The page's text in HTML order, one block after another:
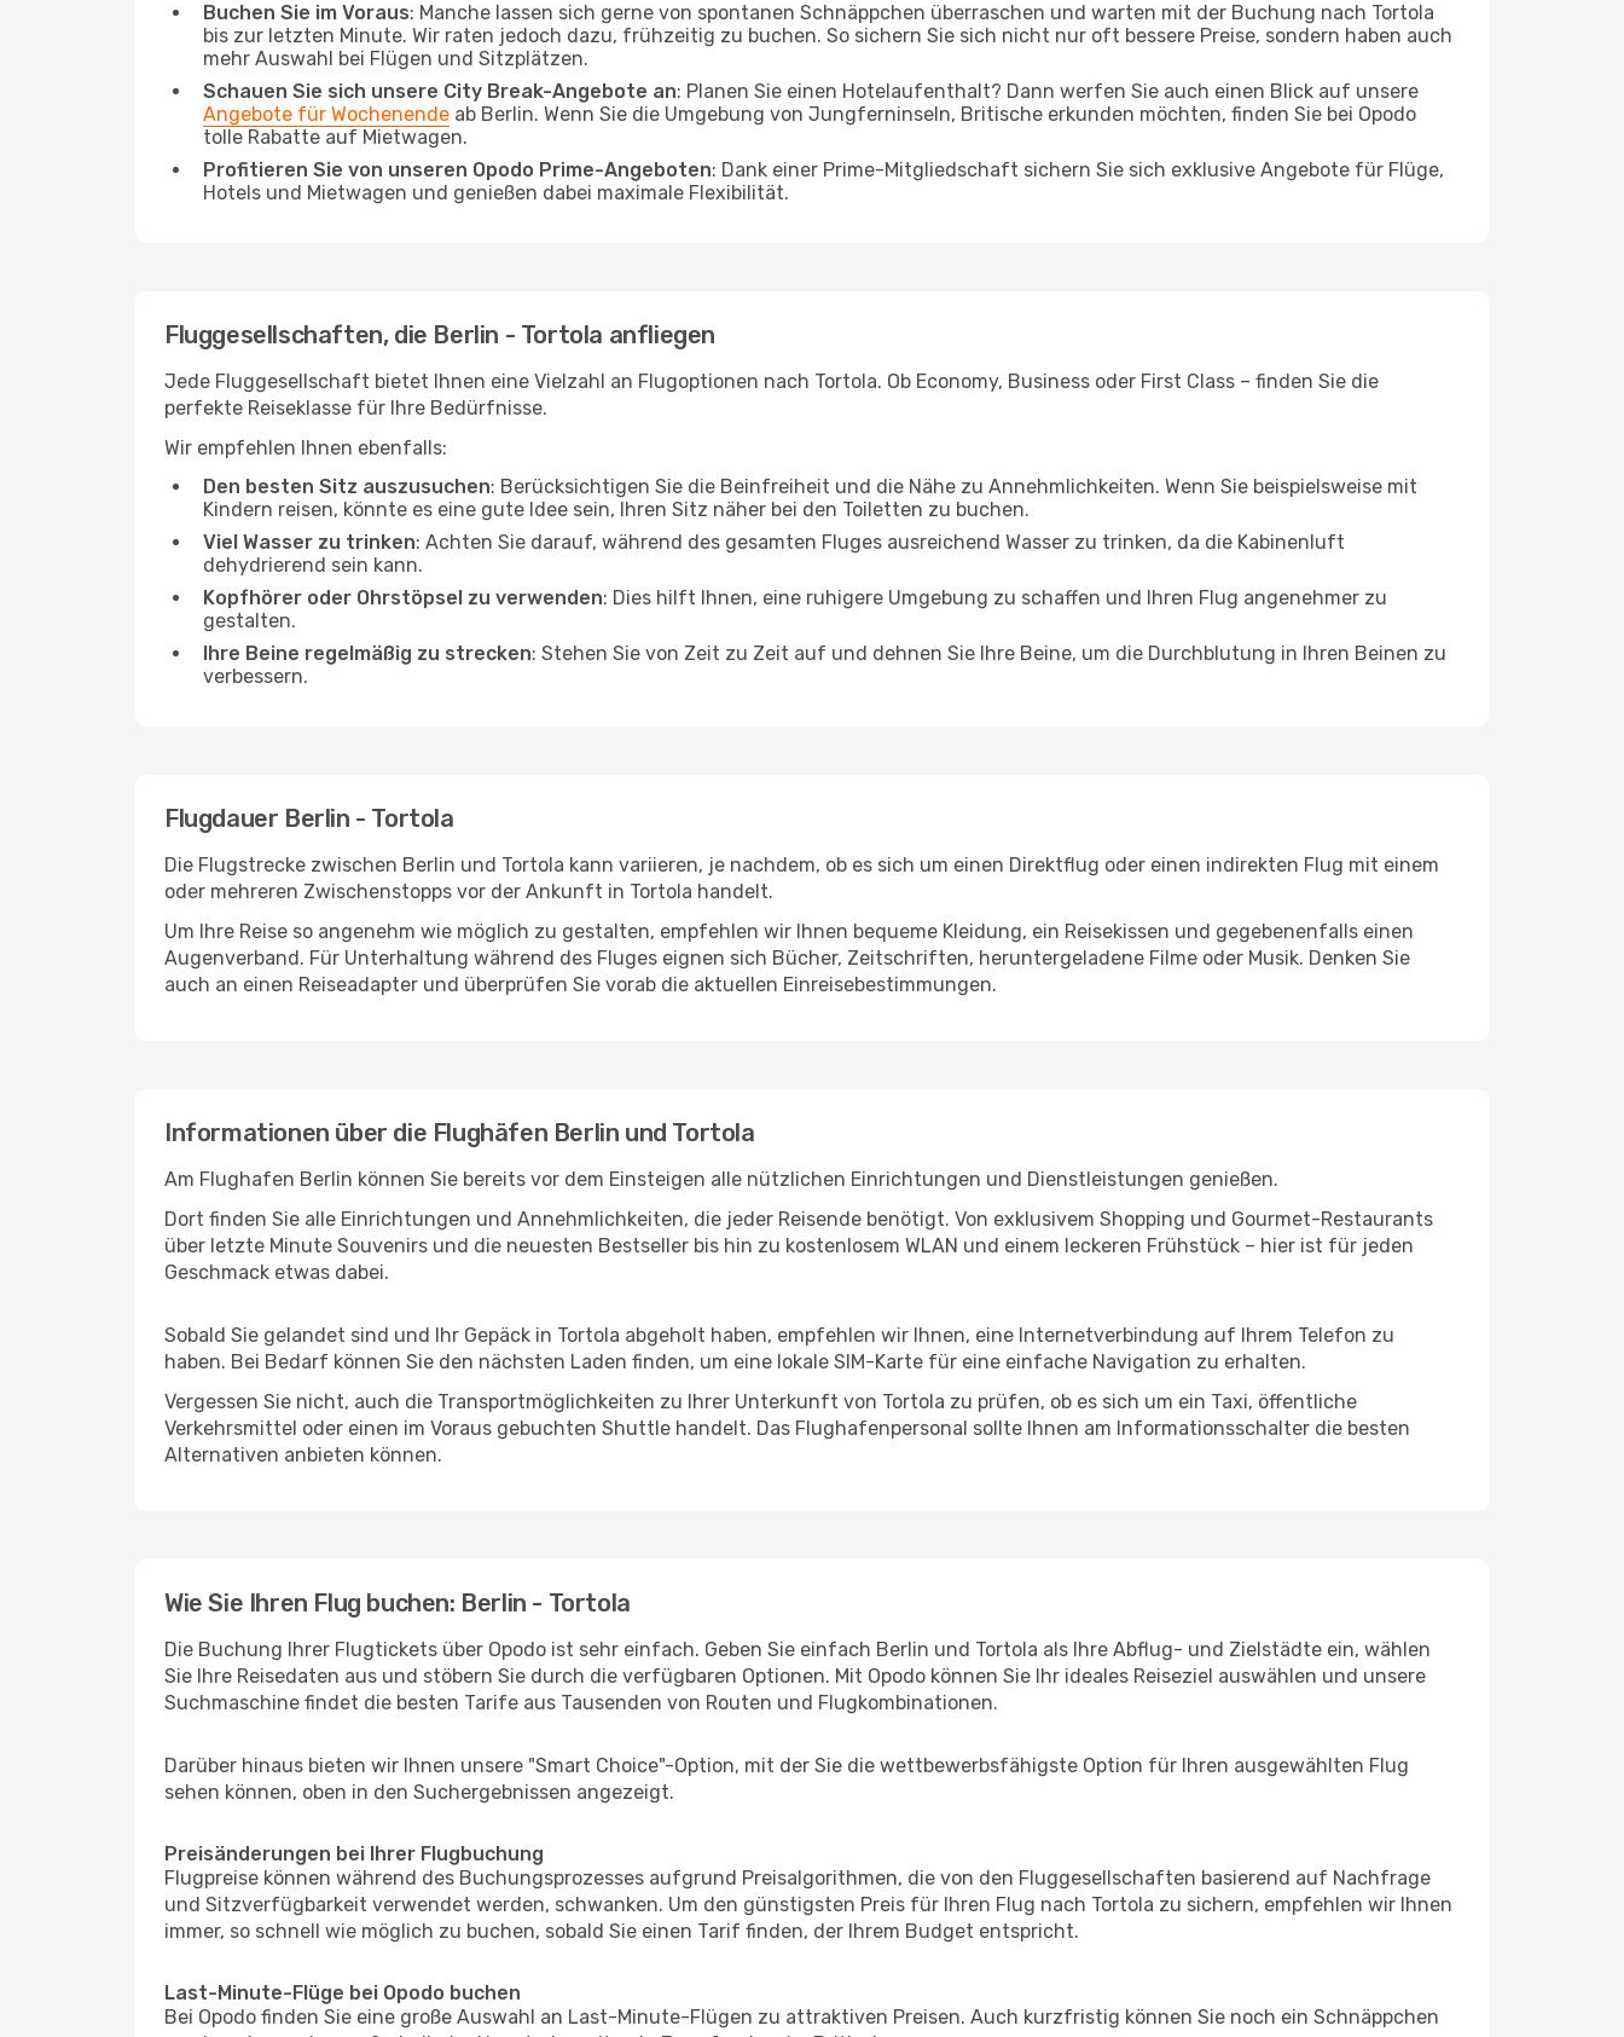
Buchen Sie im Voraus: Manche lassen sich gerne von spontanen Schnäppchen überraschen und warten mit der Buchung nach Tortola
bis zur letzten Minute. Wir raten jedoch dazu, frühzeitig zu buchen. So sichern Sie sich nicht nur oft bessere Preise, sondern haben auch
mehr Auswahl bei Flügen und Sitzplätzen.
Schauen Sie sich unsere City Break-Angebote an: Planen Sie einen Hotelaufenthalt? Dann werfen Sie auch einen Blick auf unsere
Angebote für Wochenende ab Berlin. Wenn Sie die Umgebung von Jungferninseln, Britische erkunden möchten, finden Sie bei Opodo
tolle Rabatte auf Mietwagen.
Profitieren Sie von unseren Opodo Prime-Angeboten: Dank einer Prime-Mitgliedschaft sichern Sie sich exklusive Angebote für Flüge,
Hotels und Mietwagen und genießen dabei maximale Flexibilität.
Fluggesellschaften, die Berlin - Tortola anfliegen
Jede Fluggesellschaft bietet Ihnen eine Vielzahl an Flugoptionen nach Tortola. Ob Economy, Business oder First Class – finden Sie die
perfekte Reiseklasse für Ihre Bedürfnisse.
Wir empfehlen Ihnen ebenfalls:
Den besten Sitz auszusuchen: Berücksichtigen Sie die Beinfreiheit und die Nähe zu Annehmlichkeiten. Wenn Sie beispielsweise mit
Kindern reisen, könnte es eine gute Idee sein, Ihren Sitz näher bei den Toiletten zu buchen.
Viel Wasser zu trinken: Achten Sie darauf, während des gesamten Fluges ausreichend Wasser zu trinken, da die Kabinenluft
dehydrierend sein kann.
Kopfhörer oder Ohrstöpsel zu verwenden: Dies hilft Ihnen, eine ruhigere Umgebung zu schaffen und Ihren Flug angenehmer zu
gestalten.
Ihre Beine regelmäßig zu strecken: Stehen Sie von Zeit zu Zeit auf und dehnen Sie Ihre Beine, um die Durchblutung in Ihren Beinen zu
verbessern.
Flugdauer Berlin - Tortola
Die Flugstrecke zwischen Berlin und Tortola kann variieren, je nachdem, ob es sich um einen Direktflug oder einen indirekten Flug mit einem
oder mehreren Zwischenstopps vor der Ankunft in Tortola handelt.
Um Ihre Reise so angenehm wie möglich zu gestalten, empfehlen wir Ihnen bequeme Kleidung, ein Reisekissen und gegebenenfalls einen
Augenverband. Für Unterhaltung während des Fluges eignen sich Bücher, Zeitschriften, heruntergeladene Filme oder Musik. Denken Sie
auch an einen Reiseadapter und überprüfen Sie vorab die aktuellen Einreisebestimmungen.
Informationen über die Flughäfen Berlin und Tortola
Am Flughafen Berlin können Sie bereits vor dem Einsteigen alle nützlichen Einrichtungen und Dienstleistungen genießen.
Dort finden Sie alle Einrichtungen und Annehmlichkeiten, die jeder Reisende benötigt. Von exklusivem Shopping und Gourmet-Restaurants
über letzte Minute Souvenirs und die neuesten Bestseller bis hin zu kostenlosem WLAN und einem leckeren Frühstück – hier ist für jeden
Geschmack etwas dabei.
Sobald Sie gelandet sind und Ihr Gepäck in Tortola abgeholt haben, empfehlen wir Ihnen, eine Internetverbindung auf Ihrem Telefon zu
haben. Bei Bedarf können Sie den nächsten Laden finden, um eine lokale SIM-Karte für eine einfache Navigation zu erhalten.
Vergessen Sie nicht, auch die Transportmöglichkeiten zu Ihrer Unterkunft von Tortola zu prüfen, ob es sich um ein Taxi, öffentliche
Verkehrsmittel oder einen im Voraus gebuchten Shuttle handelt. Das Flughafenpersonal sollte Ihnen am Informationsschalter die besten
Alternativen anbieten können.
Wie Sie Ihren Flug buchen: Berlin - Tortola
Die Buchung Ihrer Flugtickets über Opodo ist sehr einfach. Geben Sie einfach Berlin und Tortola als Ihre Abflug- und Zielstädte ein, wählen
Sie Ihre Reisedaten aus und stöbern Sie durch die verfügbaren Optionen. Mit Opodo können Sie Ihr ideales Reiseziel auswählen und unsere
Suchmaschine findet die besten Tarife aus Tausenden von Routen und Flugkombinationen.
Darüber hinaus bieten wir Ihnen unsere "Smart Choice"-Option, mit der Sie die wettbewerbsfähigste Option für Ihren ausgewählten Flug
sehen können, oben in den Suchergebnissen angezeigt.
Preisänderungen bei Ihrer Flugbuchung
Flugpreise können während des Buchungsprozesses aufgrund Preisalgorithmen, die von den Fluggesellschaften basierend auf Nachfrage
und Sitzverfügbarkeit verwendet werden, schwanken. Um den günstigsten Preis für Ihren Flug nach Tortola zu sichern, empfehlen wir Ihnen
immer, so schnell wie möglich zu buchen, sobald Sie einen Tarif finden, der Ihrem Budget entspricht.
Last-Minute-Flüge bei Opodo buchen
Bei Opodo finden Sie eine große Auswahl an Last-Minute-Flügen zu attraktiven Preisen. Auch kurzfristig können Sie noch ein Schnäppchen